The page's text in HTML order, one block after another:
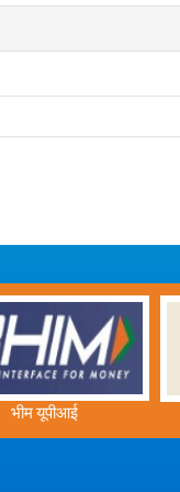
ई-पत्रिका हंस ध्वनि